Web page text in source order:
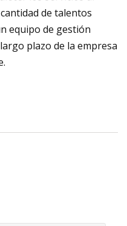
de talentos
equipo de gestión
plazo de la empresa